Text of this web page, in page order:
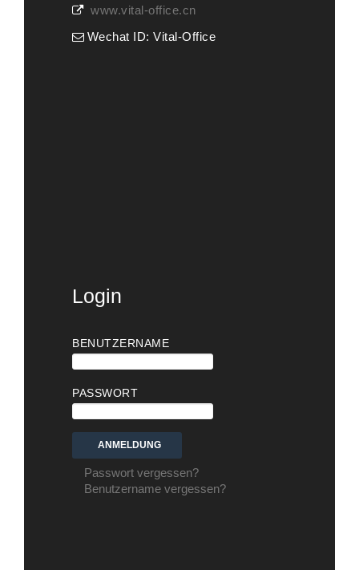
www.vital-office.cn
Wechat ID: Vital-Office
Login
BENUTZERNAME
PASSWORT
Passwort vergessen?
Benutzername vergessen?